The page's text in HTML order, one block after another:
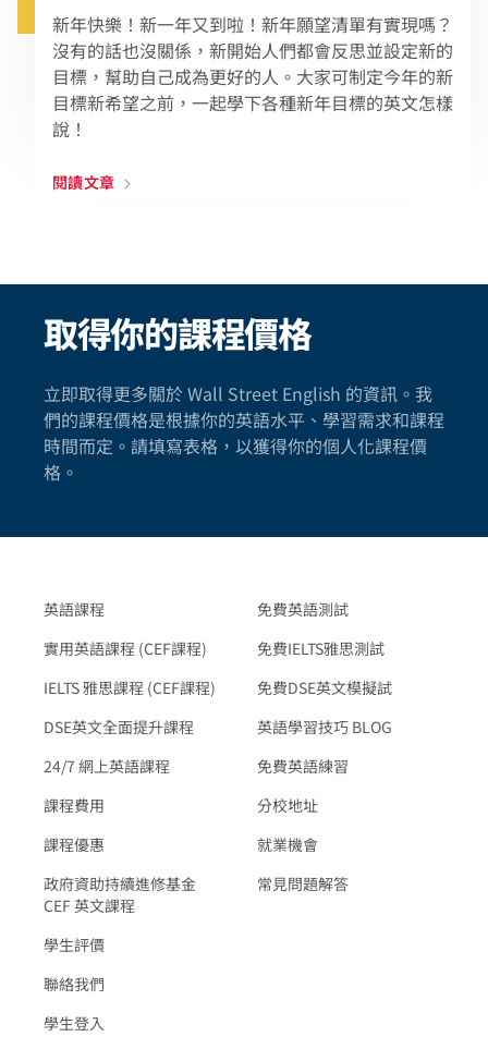
新年快樂！新一年又到啦！新年願望清單有實現嗎？
沒有的話也沒關係，新開始人們都會反思並設定新的
目標，幫助自己成為更好的人。大家可制定今年的新
目標新希望之前，一起學下各種新年目標的英文怎樣
說！
閱讀文章
取得你的課程價格
立即取得更多關於 Wall Street English 的資訊。我
們的課程價格是根據你的英語水平、學習需求和課程
時間而定。請填寫表格，以獲得你的個人化課程價
格。
英語課程
實用英語課程 (CEF課程)
IELTS 雅思課程 (CEF課程)
DSE英文全面提升課程
24/7 網上英語課程
課程費用
課程優惠
政府資助持續進修基金
CEF 英文課程
學生評價
聯絡我們
學生登入
免費英語測試
免費IELTS雅思測試
免費DSE英文模擬試
英語學習技巧 BLOG
免費英語練習
分校地址
就業機會
常見問題解答